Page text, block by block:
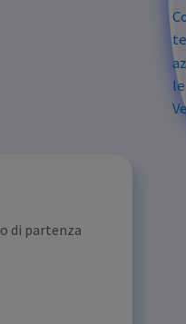
di partenza